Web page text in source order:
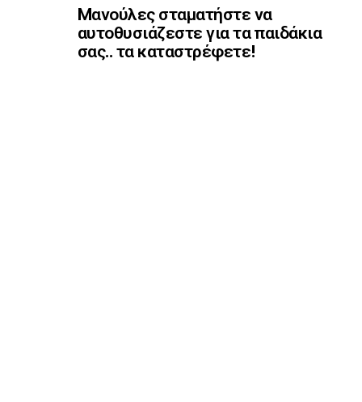
Mανούλες σταματήστε να
αυτοθυσιάζεστε για τα παιδάκια
σας.. τα καταστρέφετε!